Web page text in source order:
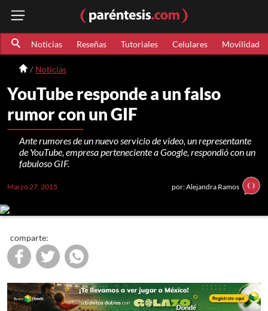
Noticias Reseñas Tutoriales Celulares Movilidad
Noticias
YouTube responde a un falso
rumor con un GIF
Ante rumores de un nuevo servicio de video, un representante
de YouTube, empresa perteneciente a Google, respondió con un
fabuloso GIF.
Marzo 27, 2015 por: Alejandra Ramos
comparte: